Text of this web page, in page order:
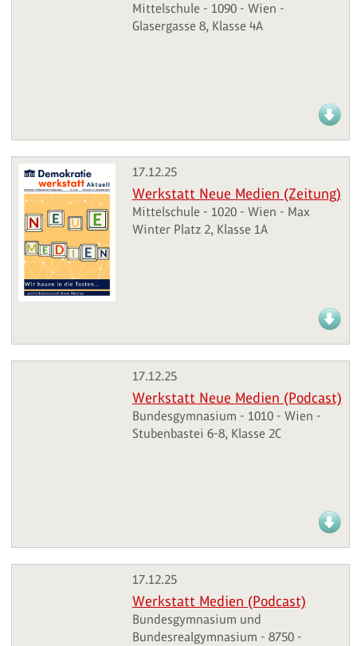
Mittelschule - 1090 - Wien -
Glasergasse 8, Klasse 4A
17.12.25
Werkstatt Neue Medien (Zeitung)
Mittelschule - 1020 - Wien - Max
Winter Platz 2, Klasse 1A
17.12.25
Werkstatt Neue Medien (Podcast)
Bundesgymnasium - 1010 - Wien -
Stubenbastei 6-8, Klasse 2C
17.12.25
Werkstatt Medien (Podcast)
Bundesgymnasium und
Bundesrealgymnasium - 8750 -